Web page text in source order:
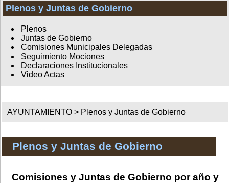
Plenos y Juntas de Gobierno
Plenos
Juntas de Gobierno
Comisiones Municipales Delegadas
Seguimiento Mociones
Declaraciones Institucionales
Video Actas
AYUNTAMIENTO > Plenos y Juntas de Gobierno
Plenos y Juntas de Gobierno
Comisiones y Juntas de Gobierno por año y